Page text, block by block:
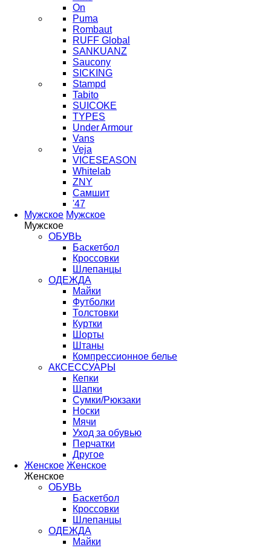
On
Puma
Rombaut
RUFF Global
SANKUANZ
Saucony
SICKING
Stampd
Tabito
SUICOKE
TYPES
Under Armour
Vans
Veja
VICESEASON
Whitelab
ZNY
Самшит
'47
Мужское Мужское
Мужское
ОБУВЬ
Баскетбол
Кроссовки
Шлепанцы
ОДЕЖДА
Майки
Футболки
Толстовки
Куртки
Шорты
Штаны
Компрессионное белье
АКСЕССУАРЫ
Кепки
Шапки
Сумки/Рюкзаки
Носки
Мячи
Уход за обувью
Перчатки
Другое
Женское Женское
Женское
ОБУВЬ
Баскетбол
Кроссовки
Шлепанцы
ОДЕЖДА
Майки